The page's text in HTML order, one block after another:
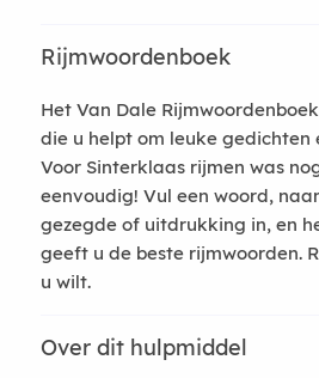
Rijmwoordenboek
Het Van Dale
die u helpt om leuke gedichten
Voor Sinterklaas rijmen was
eenvoudig! Vul een woord,
gezegde of uitdrukking in, en
geeft u de beste rijmwoorden.
u wilt.
Over dit hulpmiddel